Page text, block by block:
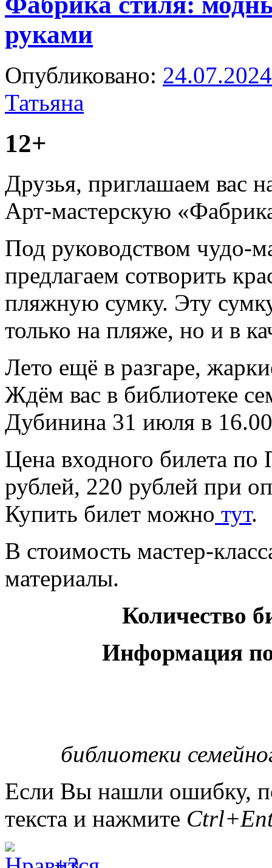
руками
Опубликовано: 24.07.2024
Татьяна
12+
Друзья, приглашаем вас
Арт-мастерскую
Под руководством чудо-
предлагаем сотворить
пляжную сумку. Эту
только на пляже, но и в
Лето ещё в разгаре,
Ждём вас в библиотеке
Дубинина 31 июля в
Цена входного билета
рублей, 220 рублей при
Купить билет можно тут.
В стоимость мастер-
материалы.
Количество
Информация
библиотеки
Если Вы нашли ошибку,
текста и нажмите